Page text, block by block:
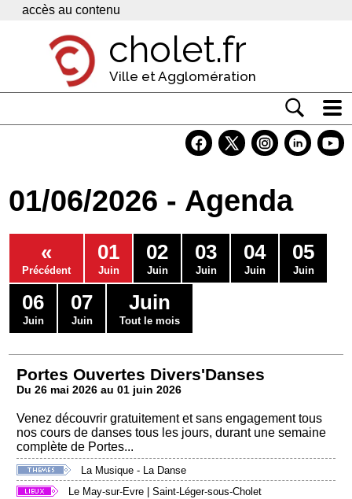
Panneau de gestion des cookies
accès au contenu
cholet.fr
Ville et Agglomération
Economie
Services
Contacts
01/06/2026 - Agenda
«
Précédent
01
Juin
02
Juin
03
Juin
04
Juin
05
Juin
06
Juin
07
Juin
Juin
Tout le mois
Portes Ouvertes Divers'Danses
Du 26 mai 2026 au 01 juin 2026
Venez découvrir gratuitement et sans engagement tous
nos cours de danses tous les jours, durant une semaine
complète de Portes...
La Musique - La Danse
Le May-sur-Evre |Saint-Léger-sous-Cholet